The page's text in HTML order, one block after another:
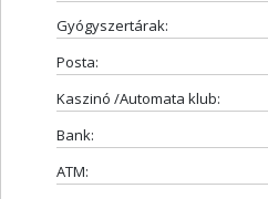
Gyógyszertárak:
Posta:
Kaszinó /Automata klub:
Bank:
ATM: